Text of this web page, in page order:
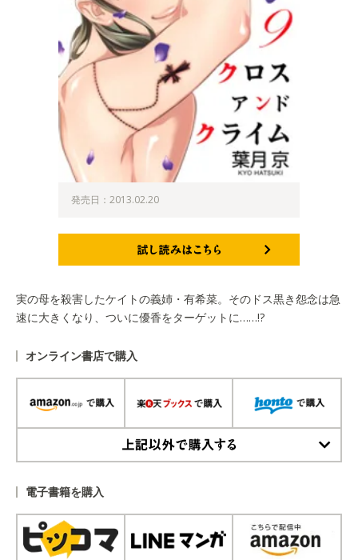
発売日：2013.02.20
実の母を殺害したケイトの義姉・有希菜。そのドス黒き怨念は急
速に大きくなり、ついに優香をターゲットに……!?
オンライン書店で購入
電子書籍を購入